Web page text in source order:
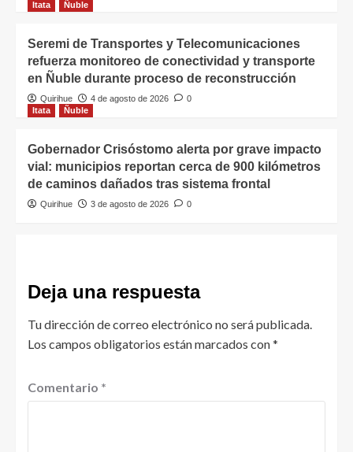
Itata
Ñuble
Seremi de Transportes y Telecomunicaciones
refuerza monitoreo de conectividad y transporte
en Ñuble durante proceso de reconstrucción
Quirihue 4 de agosto de 2026
0
Itata
Ñuble
Gobernador Crisóstomo alerta por grave impacto
vial: municipios reportan cerca de 900 kilómetros
de caminos dañados tras sistema frontal
Quirihue 3 de agosto de 2026 0
Deja una respuesta
Tu dirección de correo electrónico no será publicada.
Los campos obligatorios están marcados con*
Comentario *